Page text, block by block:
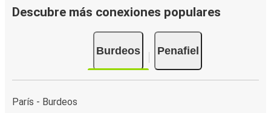
Descubre más conexiones populares
Burdeos Penafiel
París - Burdeos